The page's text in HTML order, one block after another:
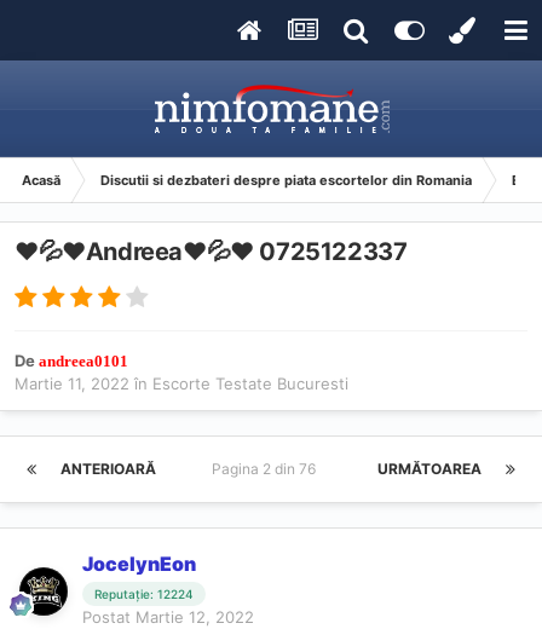
Acasă Discutii si dezbateri despre piata escortelor din Romania
❤💦❤Andreea❤💦❤ 0725122337
De andreea0101
Martie 11, 2022 în Escorte Testate Bucuresti
ANTERIOARĂ URMĂTOAREA
Pagina 2 din 76
JocelynEon
Reputație: 12224
Postat Martie 12, 2022